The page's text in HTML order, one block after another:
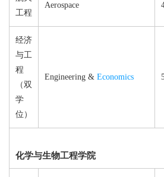
工程
Aerospace
经济
与工
程
（双
学
位）
Engineering & Economics
化学与生物工程学院